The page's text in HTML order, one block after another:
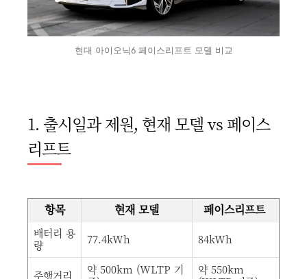
현대 아이오닉6 페이스리프트 모델 비교
1. 출시일과 제원, 현재 모델 vs 페이스
리프트
항목 현재 모델 페이스리프트
배터리 용
량
77.4kWh 84kWh
주행거리
약 500km (WLTP 기
약 550km